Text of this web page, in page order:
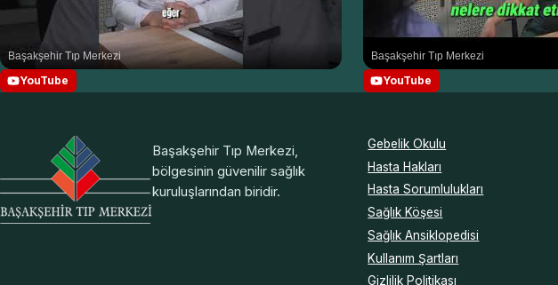
Başakşehir Tıp Merkezi
YouTube
Başakşehir Tıp Merkezi
YouTube
Başakşehir Tıp Merkezi,
bölgesinin güvenilir sağlık
kuruluşlarından biridir.
Gebelik Okulu
Hasta Hakları
Hasta Sorumlulukları
Sağlık Köşesi
Sağlık Ansiklopedisi
Kullanım Şartları
Gizlilik Politikası